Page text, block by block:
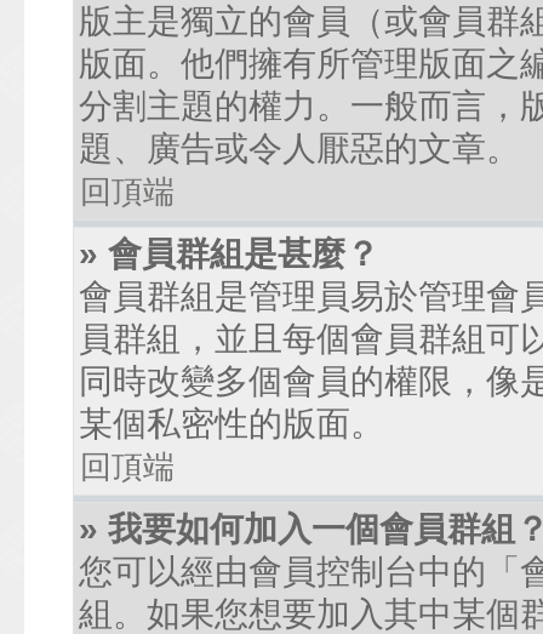
版主是獨立的會員（或會員群
版面。他們擁有所管理版面之
分割主題的權力。一般而言，
題、廣告或令人厭惡的文章。
回頂端
» 會員群組是甚麼？
會員群組是管理員易於管理會
員群組，並且每個會員群組可
同時改變多個會員的權限，像
某個私密性的版面。
回頂端
» 我要如何加入一個會員群組
您可以經由會員控制台中的「
組。如果您想要加入其中某個